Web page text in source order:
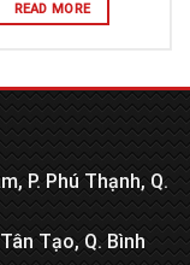
READ MORE
P. Phú Thạnh, Q.
Tạo, Q. Bình